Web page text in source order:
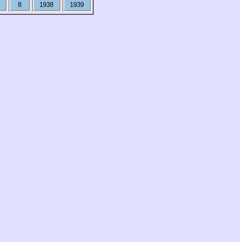
8 1938 1939